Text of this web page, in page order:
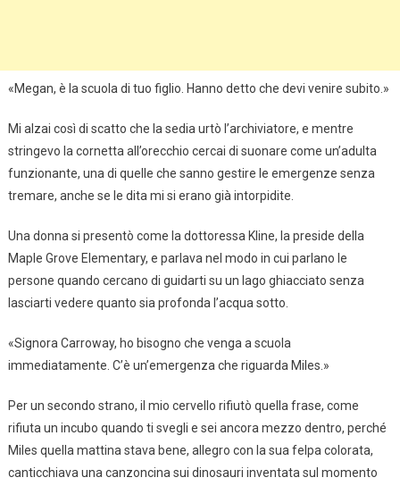
«Megan, è la scuola di tuo figlio. Hanno detto che devi venire subito.»
Mi alzai così di scatto che la sedia urtò l’archiviatore, e mentre
stringevo la cornetta all’orecchio cercai di suonare come un’adulta
funzionante, una di quelle che sanno gestire le emergenze senza
tremare, anche se le dita mi si erano già intorpidite.
Una donna si presentò come la dottoressa Kline, la preside della
Maple Grove Elementary, e parlava nel modo in cui parlano le
persone quando cercano di guidarti su un lago ghiacciato senza
lasciarti vedere quanto sia profonda l’acqua sotto.
«Signora Carroway, ho bisogno che venga a scuola
immediatamente. C’è un’emergenza che riguarda Miles.»
Per un secondo strano, il mio cervello rifiutò quella frase, come
rifiuta un incubo quando ti svegli e sei ancora mezzo dentro, perché
Miles quella mattina stava bene, allegro con la sua felpa colorata,
canticchiava una canzoncina sui dinosauri inventata sul momento